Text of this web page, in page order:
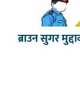
ब्राउन सुगर